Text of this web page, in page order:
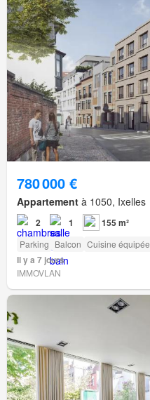
780 000 €
Appartement à 1050, Ixelles
2 1 155 m²
Parking Balcon Cuisine équipée
Il y a 7 jours
IMMOVLAN